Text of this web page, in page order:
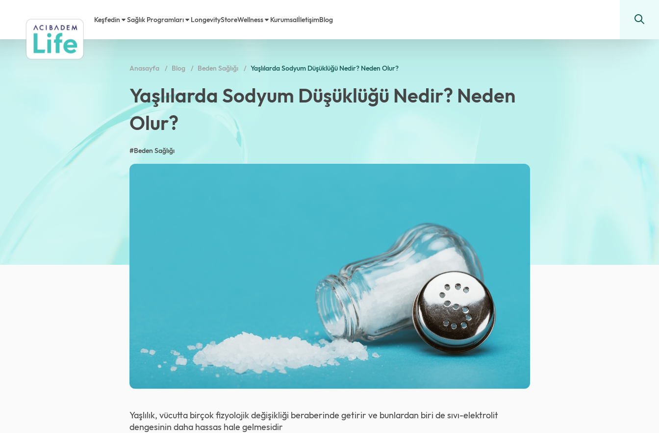
Keşfedin
Danışma Kurulu
Kariyer Sıkça Sorulan Sorular
Sağlık Programları
Kalp Sağlığı
Diyetisyen
LongevityStoreWellness
Acıbadem Life Hareket
Testler
KurumsalİletişimBlog
Anasayfa Blog Beden Sağlığı Yaşlılarda Sodyum Düşüklüğü Nedir? Neden Olur?
Yaşlılarda Sodyum Düşüklüğü Nedir? Neden
Olur?
#Beden Sağlığı
Yaşlılık, vücutta birçok fizyolojik değişikliği beraberinde getirir ve bunlardan biri de sıvı-elektrolit
dengesinin daha hassas hale gelmesidir